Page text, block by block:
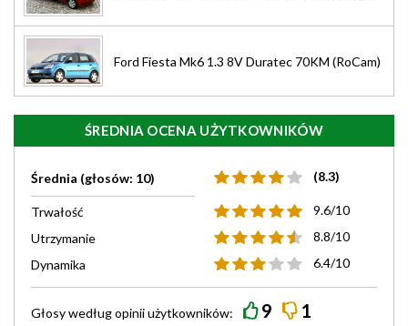
Ford Fiesta Mk6 1.3 8V Duratec 70KM (RoCam)
ŚREDNIA OCENA UŻYTKOWNIKÓW
Średnia (głosów: 10) (8.3)
Trwałość
9.6/10
Utrzymanie
8.8/10
Dynamika
6.4/10
Głosy wedługopiniiużytkowników: 9 1